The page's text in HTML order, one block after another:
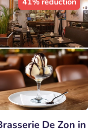
41% réduction
De Zon in